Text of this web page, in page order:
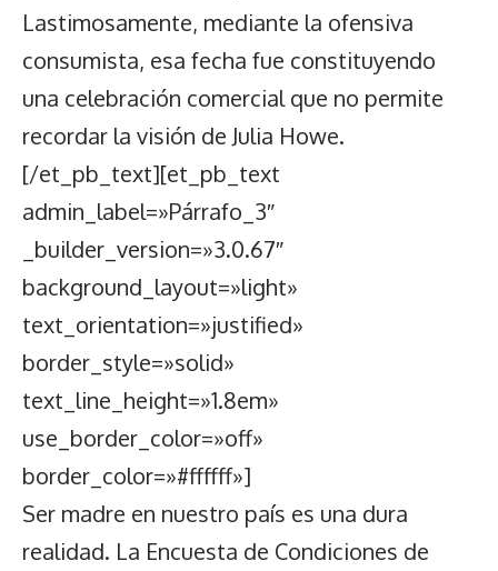
Lastimosamente, mediante la ofensiva
consumista, esa fecha fue constituyendo
una celebración comercial que no permite
recordar la visión de Julia Howe.
[/et_pb_text][et_pb_text
admin_label=»Párrafo_3″
_builder_version=»3.0.67″
background_layout=»light»
text_orientation=»justified»
border_style=»solid»
text_line_height=»1.8em»
use_border_color=»off»
border_color=»#ffffff»]
Ser madre en nuestro país es una dura
realidad. La Encuesta de Condiciones de